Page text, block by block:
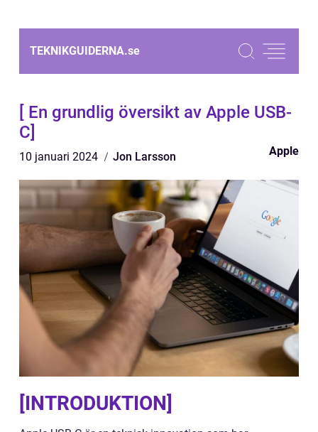
TEKNIKGUIDERNA.se
[ En grundlig översikt av Apple USB-
C]
10 januari 2024 Jon Larsson Apple
[INTRODUKTION]